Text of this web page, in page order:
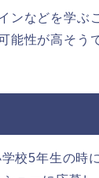
ンなどを学ぶ
能性が高そう
校5年生の時